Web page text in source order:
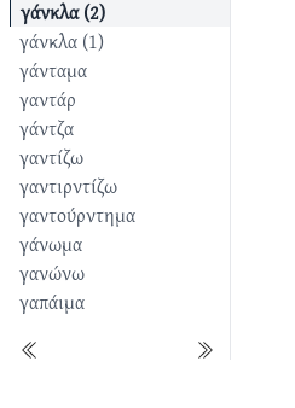
γάνκλα (2)
γάνκλα (1)
γάνταμα
γαντάρ
γάντζα
γαντίζω
γαντιρντίζω
γαντούρντημα
γάνωμα
γανώνω
γαπάιμα